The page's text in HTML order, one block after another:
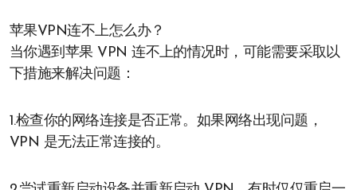
苹果VPN连不上怎么办？
当你遇到苹果 VPN 连不上的情况时，可能需要采取以
下措施来解决问题：
1.检查你的网络连接是否正常。如果网络出现问题，
VPN 是无法正常连接的。